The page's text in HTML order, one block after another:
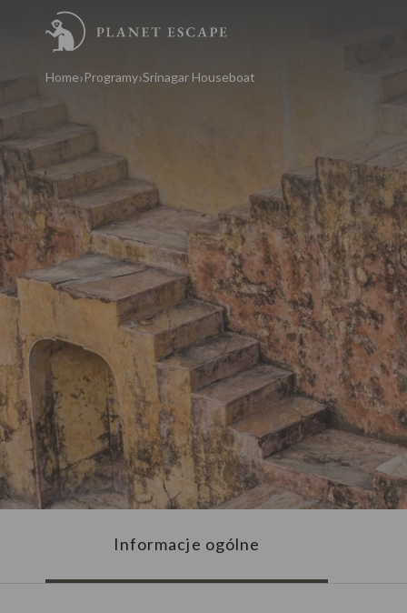
Home Programy Srinagar Houseboat
Informacje ogólne